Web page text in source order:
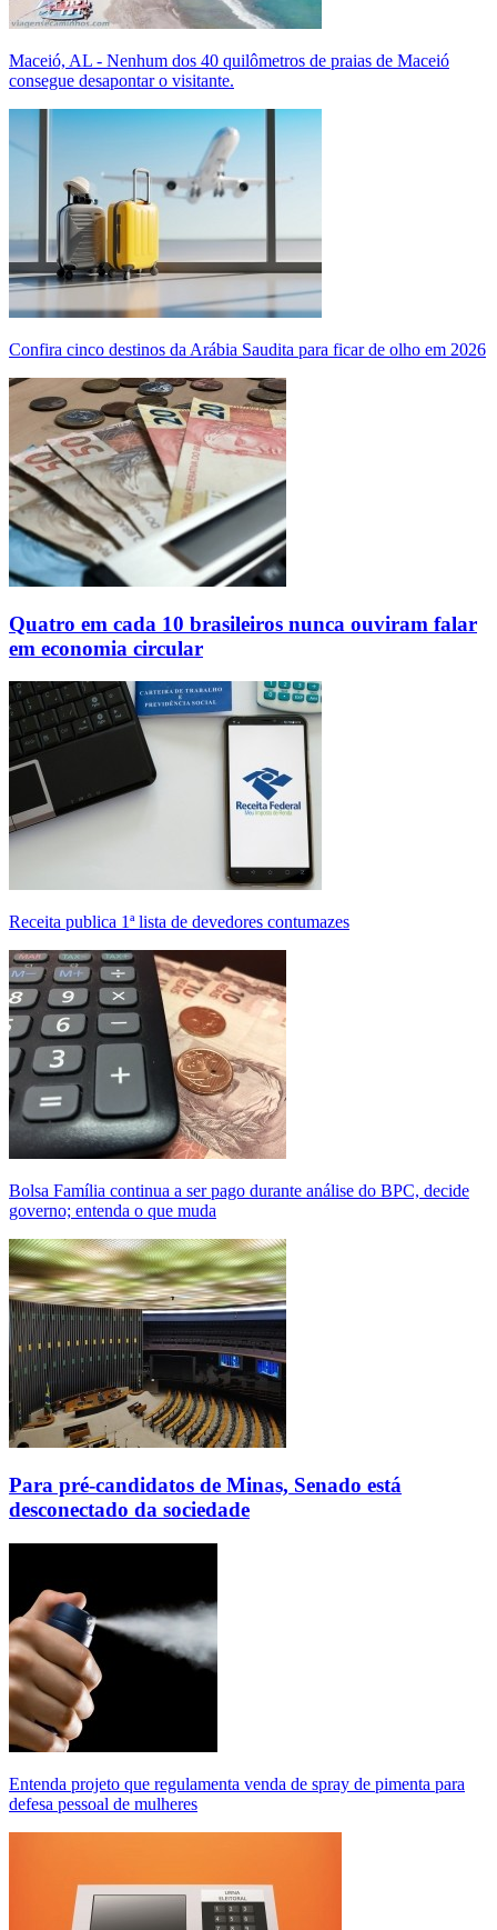
Maceió, AL - Nenhum dos 40 quilômetros de praias de Maceió
consegue desapontar o visitante.
Confira cinco destinos da Arábia Saudita para ficar de olho em 2026
Quatro em cada 10 brasileiros nunca ouviram falar
em economia circular
Receita publica 1ª lista de devedores contumazes
Bolsa Família continua a ser pago durante análise do BPC, decide
governo; entenda o que muda
Para pré-candidatos de Minas, Senado está
desconectado da sociedade
Entenda projeto que regulamenta venda de spray de pimenta para
defesa pessoal de mulheres